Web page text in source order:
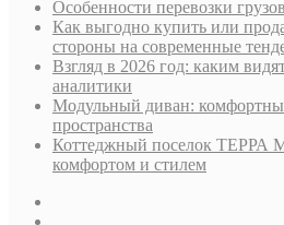
Особенности перевозки
Как выгодно купить или
стороны на современные
Взгляд в 2026 год: каким
аналитики
Модульный диван:
пространства
Коттеджный поселок ТЕРРА
комфортом и стилем